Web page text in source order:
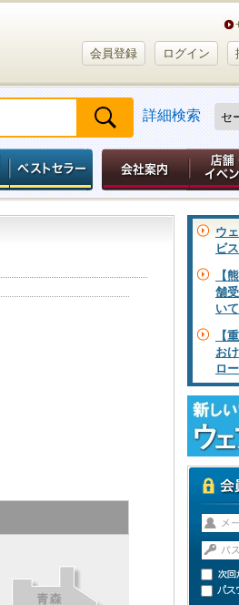
会員登録 ログイン
詳細検索
ウ
ビ
【
舗
いて
【
お
ロ